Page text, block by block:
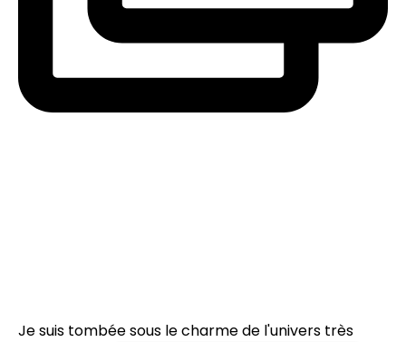
Je suis tombée sous le charme de l'univers très